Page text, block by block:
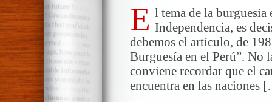
E l tema de la burguesía
Independencia, es
debemos el artículo, de
Burguesía en el Perú”. No
conviene recordar que el
encuentra en las naciones